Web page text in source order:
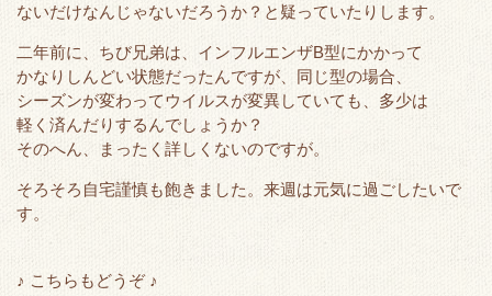
ないだけなんじゃないだろうか？と疑っていたりします。
二年前に、ちび兄弟は、インフルエンザB型にかかって
かなりしんどい状態だったんですが、同じ型の場合、
シーズンが変わってウイルスが変異していても、多少は
軽く済んだりするんでしょうか？
そのへん、まったく詳しくないのですが。
そろそろ自宅謹慎も飽きました。来週は元気に過ごしたいで
す。
♪ こちらもどうぞ ♪